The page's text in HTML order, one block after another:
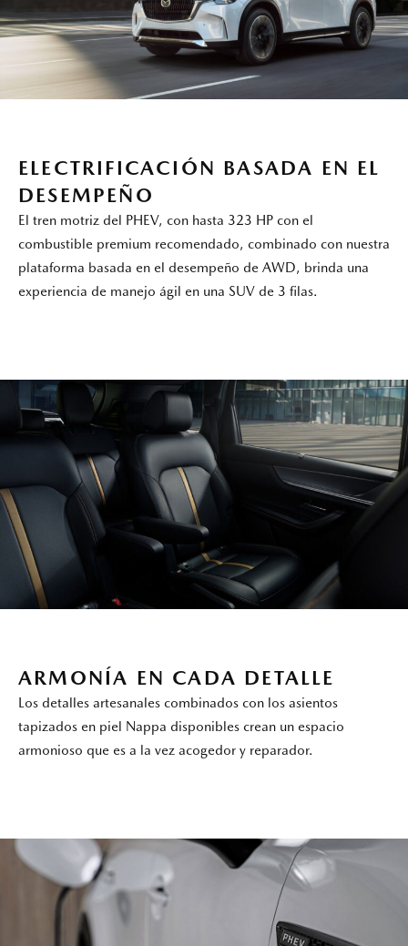
ELECTRIFICACIÓN BASADA EN EL
DESEMPEÑO
El tren motriz del PHEV, con hasta 323 HP con el
combustible premium recomendado, combinado con nuestra
plataforma basada en el desempeño de AWD, brinda una
experiencia de manejo ágil en una SUV de 3 filas.
ARMONÍA EN CADA DETALLE
Los detalles artesanales combinados con los asientos
tapizados en piel Nappa disponibles crean un espacio
armonioso que es a la vez acogedor y reparador.